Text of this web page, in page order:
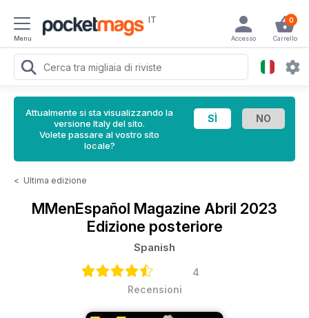
Menu
IT 0
Carrello
Accesso
Attualmente si sta visualizzando la
versione Italy del sito.
Volete passare al vostro sito
locale?
< Ultima edizione
MMenEspañol Magazine Abril 2023
Edizione posteriore
Spanish
4
Recensioni